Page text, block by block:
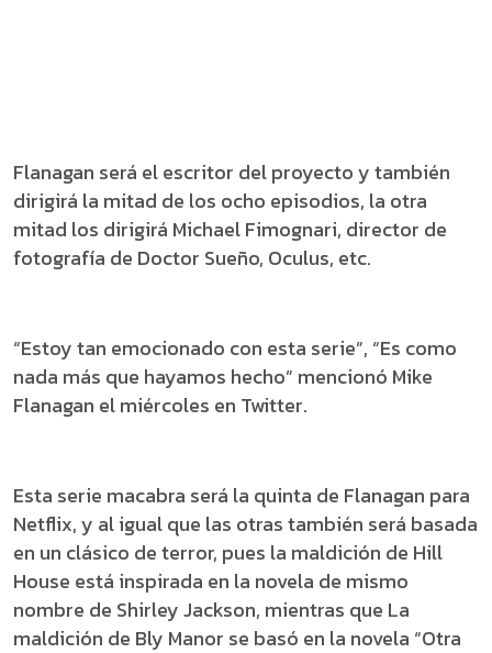
Flanagan será el escritor del proyecto y también
dirigirá la mitad de los ocho episodios, la otra
mitad los dirigirá Michael Fimognari, director de
fotografía de Doctor Sueño, Oculus, etc.
“Estoy tan emocionado con esta serie”, “Es como
nada más que hayamos hecho” mencionó Mike
Flanagan el miércoles en Twitter.
Esta serie macabra será la quinta de Flanagan para
Netflix, y al igual que las otras también será basada
en un clásico de terror, pues la maldición de Hill
House está inspirada en la novela de mismo
nombre de Shirley Jackson, mientras que La
maldición de Bly Manor se basó en la novela “Otra